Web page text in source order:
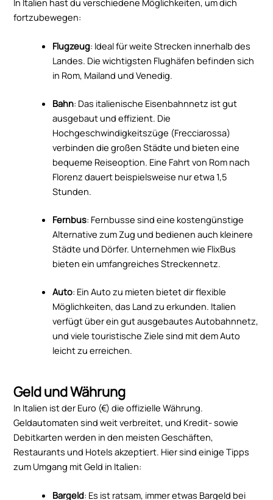
In Italien hast du verschiedene Möglichkeiten, um dich
fortzubewegen:
Flugzeug: Ideal für weite Strecken innerhalb des
Landes. Die wichtigsten Flughäfen befinden sich
in Rom, Mailand und Venedig.
Bahn: Das italienische Eisenbahnnetz ist gut
ausgebaut und effizient. Die
Hochgeschwindigkeitszüge (Frecciarossa)
verbinden die großen Städte und bieten eine
bequeme Reiseoption. Eine Fahrt von Rom nach
Florenz dauert beispielsweise nur etwa 1,5
Stunden.
Fernbus: Fernbusse sind eine kostengünstige
Alternative zum Zug und bedienen auch kleinere
Städte und Dörfer. Unternehmen wie FlixBus
bieten ein umfangreiches Streckennetz.
Auto: Ein Auto zu mieten bietet dir flexible
Möglichkeiten, das Land zu erkunden. Italien
verfügt über ein gut ausgebautes Autobahnnetz,
und viele touristische Ziele sind mit dem Auto
leicht zu erreichen.
Geld und Währung
In Italien ist der Euro (€) die offizielle Währung.
Geldautomaten sind weit verbreitet, und Kredit- sowie
Debitkarten werden in den meisten Geschäften,
Restaurants und Hotels akzeptiert. Hier sind einige Tipps
zum Umgang mit Geld in Italien:
Bargeld: Es ist ratsam, immer etwas Bargeld bei